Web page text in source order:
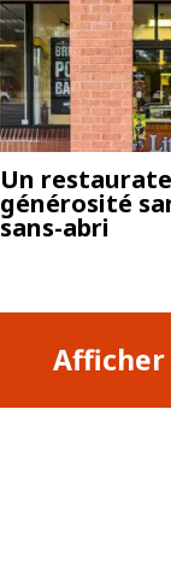
Un
générosité
sans-abri